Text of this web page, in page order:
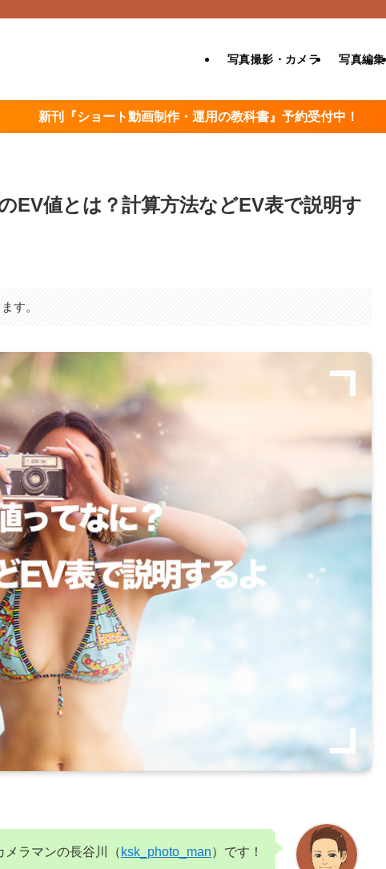
写真撮影・カメラ 写真編集
新刊『ショート動画制作・運用の教科書』予約受付中！
EV値とは？計算方法などEV表で説明す
す。
メラマンの長谷川（ ksk_photo_man）です！